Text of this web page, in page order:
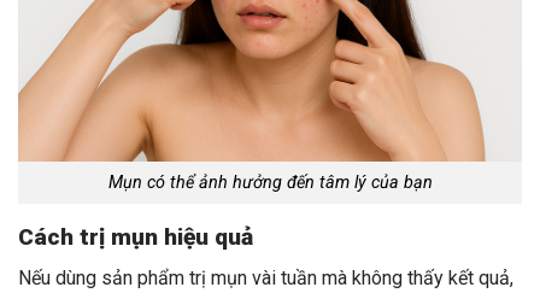
Mụn có thể ảnh hưởng đến tâm lý của bạn
Cách trị mụn hiệu quả
Nếu dùng sản phẩm trị mụn vài tuần mà không thấy kết quả,